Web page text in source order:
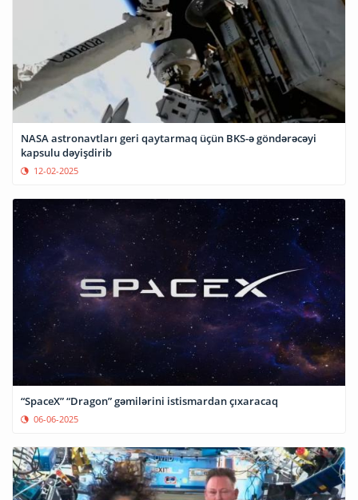
NASA astronavtları geri qaytarmaq üçün BKS-ə göndərəcəyi
kapsulu dəyişdirib
12-02-2025
“SpaceX” “Dragon” gəmilərini istismardan çıxaracaq
06-06-2025